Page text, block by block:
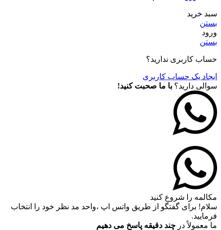
سبد خرید
بستن
ورود
بستن
حساب کاربری ندارید؟
ایجاد یک حساب کاربری
سوالی دارید؟ با ما صحبت کنید!
مکالمه را شروع کنید
سلام! برای گفتگو از طریق واتس اپ ،واحد مد نظر خود را انتخاب
فرمایید.
ما معمولاً در چند دقیقه پاسخ می دهیم